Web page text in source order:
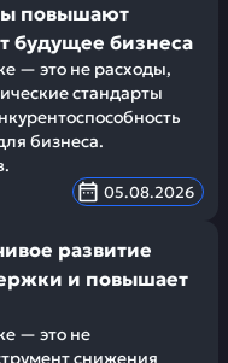
повышают
будущее бизнеса
— это не расходы,
стандарты
бизнеса.
05.08.2026
развитие
и повышает
— это не
снижения